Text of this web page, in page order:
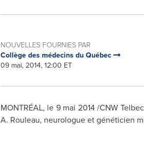
NOUVELLES FOURNIES PAR
Collège des médecins du Québec
09 mai, 2014, 12:00 ET
MONTRÉAL, le 9 mai 2014 /CNW
A. Rouleau, neurologue et généticien